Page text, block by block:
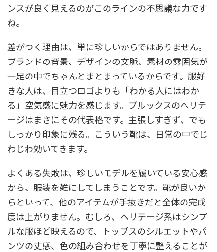
ンスが良く見えるのがこのラインの不思議な力です
ね。
差がつく理由は、単に珍しいからではありません。
ブランドの背景、デザインの文脈、素材の雰囲気が
一足の中でちゃんとまとまっているからです。服好
きな人は、目立つロゴよりも「わかる人にはわか
る」空気感に魅力を感じます。ブルックスのヘリテ
ージはまさにその代表格です。主張しすぎず、でも
しっかり印象に残る。こういう靴は、日常の中でじ
わじわ効いてきます。
よくある失敗は、珍しいモデルを履いている安心感
から、服装を雑にしてしまうことです。靴が良いか
らといって、他のアイテムが手抜きだと全体の完成
度は上がりません。むしろ、ヘリテージ系はシンプ
ルな服ほど映えるので、トップスのシルエットやパ
ンツの丈感、色の組み合わせを丁寧に整えることが